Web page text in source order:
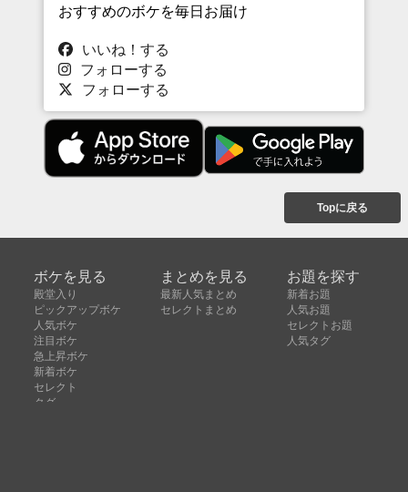
おすすめのボケを毎日お届け
いいね！する
フォローする
フォローする
Topに戻る
ボケを見る
殿堂入り
ピックアップボケ
人気ボケ
注目ボケ
急上昇ボケ
新着ボケ
セレクト
タグ
まとめを見る
最新人気まとめ
セレクトまとめ
お題を探す
新着お題
人気お題
セレクトお題
人気タグ